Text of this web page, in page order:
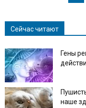
Сейчас читают
Гены
наше